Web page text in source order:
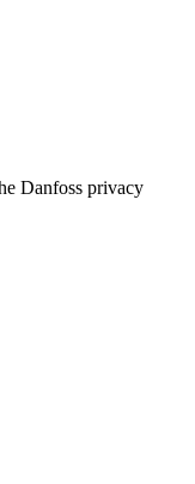
Danfoss privacy